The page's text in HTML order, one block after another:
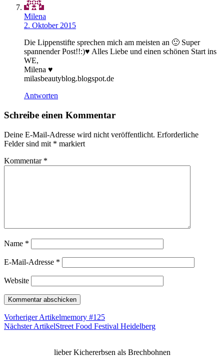
Milena
2. Oktober 2015
Die Lippenstifte sprechen mich am meisten an 🙂 Super
spannender Post!!:)♥ Alles Liebe und einen schönen Start ins
WE,
Milena ♥
milasbeautyblog.blogspot.de
Antworten
Schreibe einen Kommentar
Deine E-Mail-Adresse wird nicht veröffentlicht. Erforderliche
Felder sind mit * markiert
Kommentar *
Name *
E-Mail-Adresse *
Website
Vorheriger Artikelmemory #125
Nächster ArtikelStreet Food Festival Heidelberg
lieber Kichererbsen als Brechbohnen